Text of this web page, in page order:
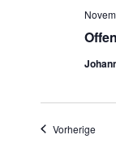
Vorherige